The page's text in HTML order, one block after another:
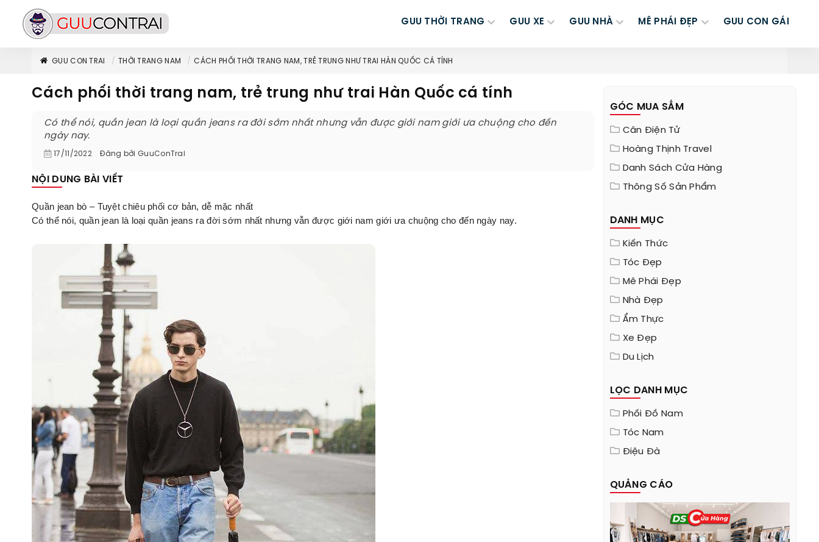
GUU THỜI TRANG GUU XE GUU NHÀ MÊ PHÁI ĐẸP GUU CON GÁI
GUU CON TRAI THỜI TRANG NAM CÁCH PHỐI THỜI TRANG NAM, TRẺ TRUNG NHƯ TRAI HÀN QUỐC CÁ TÍNH
Cách phối thời trang nam, trẻ trung như trai Hàn Quốc cá tính
Có thể nói, quần jean là loại quần jeans ra đời sớm nhất nhưng vẫn được giới nam giới ưa chuộng cho đến
ngày nay.
17/11/2022 Đăng bởi GuuConTrai
NỘI DUNG BÀI VIẾT
Quần jean bò – Tuyệt chiêu phối cơ bản, dễ mặc nhất
Có thể nói, quần jean là loại quần jeans ra đời sớm nhất nhưng vẫn được giới nam giới ưa chuộng cho đến ngày nay.
GÓC MUA SẮM
Cân Điện Tử
Hoàng Thịnh Travel
Danh Sách Cửa Hàng
Thông Số Sản Phẩm
DANH MỤC
Kiến Thức
Tóc Đẹp
Mê Phái Đẹp
Nhà Đẹp
Ẩm Thực
Xe Đẹp
Du Lịch
LỌC DANH MỤC
Phối Đồ Nam
Tóc Nam
Điệu Đà
QUẢNG CÁO